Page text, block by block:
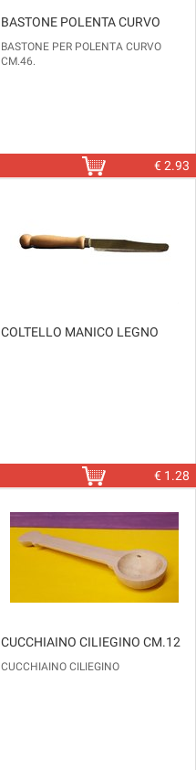
BASTONE POLENTA CURVO
BASTONE PER POLENTA CURVO
CM.46.
€2.93
COLTELLO MANICO LEGNO
€ 1.28
CUCCHIAINO CILIEGINO CM.12
CUCCHIAINO CILIEGINO